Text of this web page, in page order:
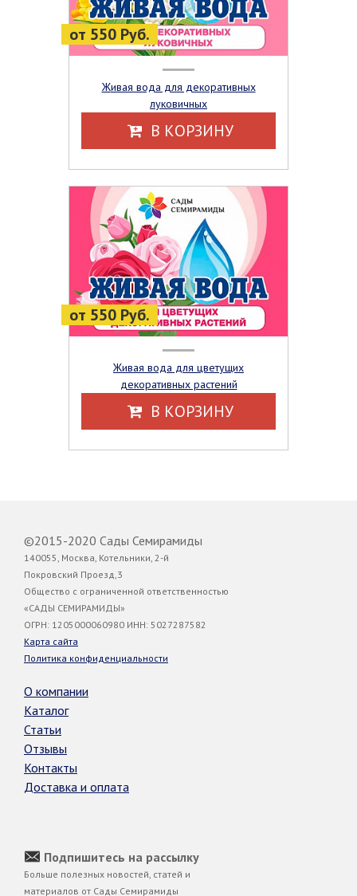
от 550 Руб.
Живая вода для декоративных
луковичных
В КОРЗИНУ
от 550 Руб.
Живая вода для цветущих
декоративных растений
В КОРЗИНУ
©2015-2020 Сады Семирамиды
140055, Москва, Котельники, 2-й
Покровский Проезд,3
Общество с ограниченной ответственностью
«САДЫ СЕМИРАМИДЫ»
ОГРН: 1205000060980 ИНН: 5027287582
Карта сайта
Политика конфиденциальности
О компании
Каталог
Статьи
Отзывы
Контакты
Доставка и оплата
Подпишитесь на рассылку
Больше полезных новостей, статей и
материалов от Сады Семирамиды